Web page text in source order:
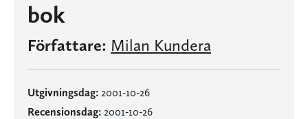
bok
Författare: Milan Kundera
Utgivningsdag: 2001-10-26
Recensionsdag: 2001-10-26